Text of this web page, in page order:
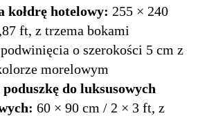
kołdrę hotelowy: 255 × 240
ft, z trzema bokami
o szerokości 5 cm z
morelowym
poduszkę do luksusowych
60 × 90 cm / 2 × 3 ft, z